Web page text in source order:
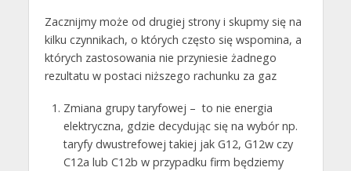
Zacznijmy może od drugiej strony i skupmy się na
kilku czynnikach, o których często się wspomina, a
których zastosowania nie przyniesie żadnego
rezultatu w postaci niższego rachunku za gaz
Zmiana grupy taryfowej – to nie energia
elektryczna, gdzie decydując się na wybór np.
taryfy dwustrefowej takiej jak G12, G12w czy
C12a lub C12b w przypadku firm będziemy